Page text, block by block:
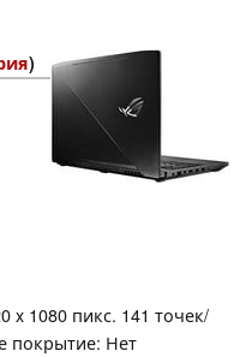
)
x 1080 пикс. 141 точек/
покрытие: Нет